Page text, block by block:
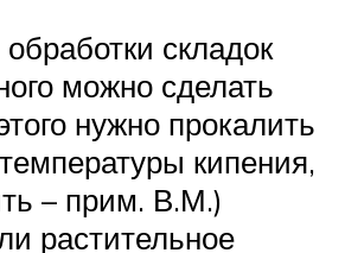
складок
можно сделать
нужно прокалить
кипения,
– прим. В.М.)
растительное